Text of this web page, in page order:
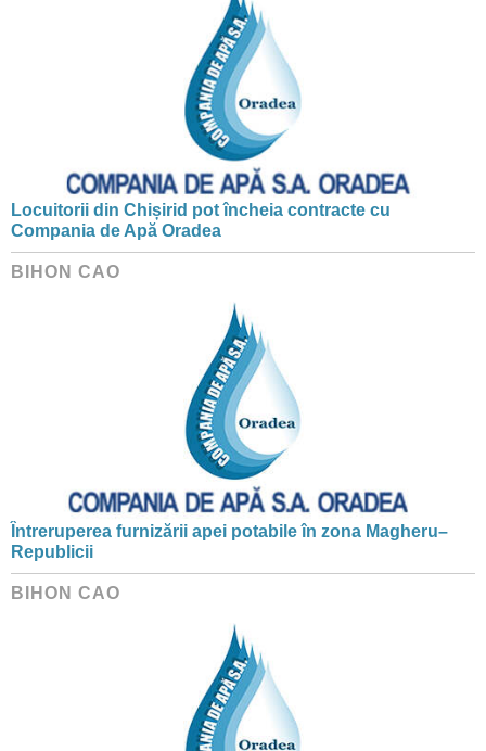
Locuitorii din Chișirid pot încheia contracte cu
Compania de Apă Oradea
BIHON CAO
Întreruperea furnizării apei potabile în zona Magheru–
Republicii
BIHON CAO